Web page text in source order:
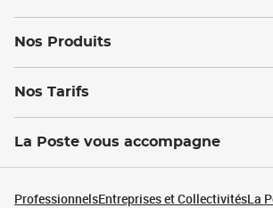
Nos Produits
Nos Tarifs
La Poste vous accompagne
ProfessionnelsEntreprises et CollectivitésLa